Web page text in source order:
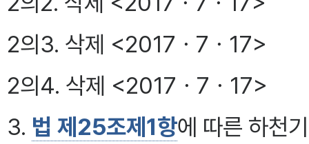
2의3. 삭제 <2017ㆍ7ㆍ17>
2의4. 삭제 <2017ㆍ7ㆍ17>
3. 법 제25조제1항에 따른 하천